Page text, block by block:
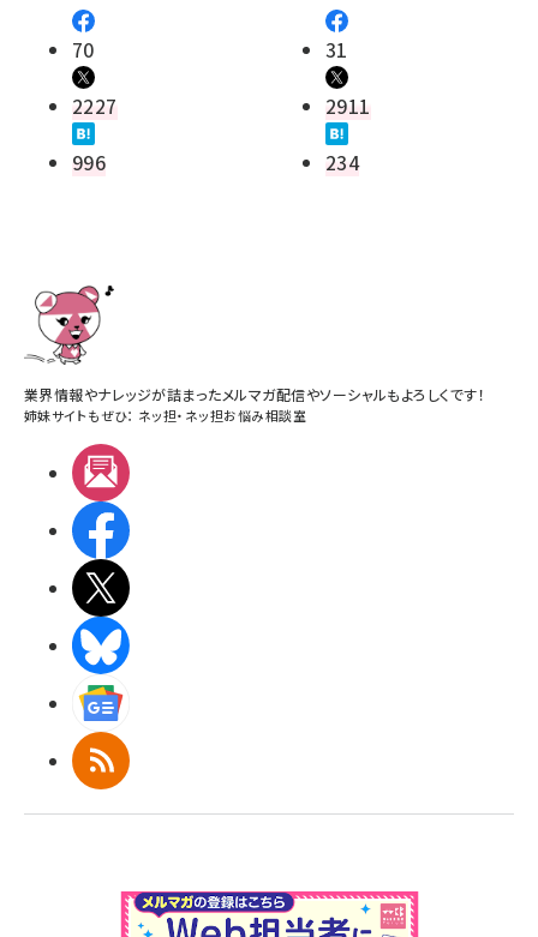
70
2227
996
31
2911
234
業界情報やナレッジが詰まったメルマガ配信やソーシャルもよろしくです！
姉妹サイトもぜひ： ネッ担・ ネッ担お悩み相談室
RSS